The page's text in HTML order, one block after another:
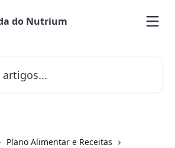
Plano Alimentar e Receitas